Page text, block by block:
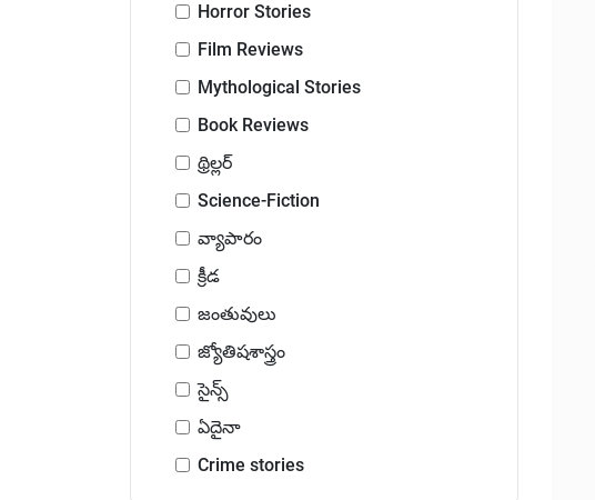
Horror Stories
Film Reviews
Mythological Stories
Book Reviews
థ్రిల్లర్
Science-Fiction
వ్యాపారం
క్రీడ
జంతువులు
జ్యోతిషశాస్త్రం
సైన్స్
ఏదైనా
Crime stories